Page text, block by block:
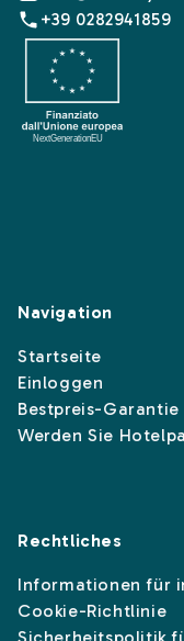
+39 0282941859
Navigation
Startseite
Einloggen
Bestpreis-Garantie
Werden Sie
Rechtliches
Informationen für
Cookie-Richtlinie